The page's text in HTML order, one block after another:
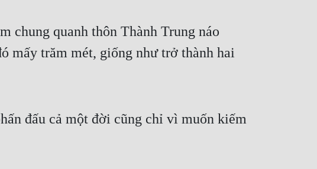
chung quanh thôn Thành Trung náo
mấy trăm mét, giống như trở thành hai
đấu cả một đời cũng chỉ vì muốn kiếm